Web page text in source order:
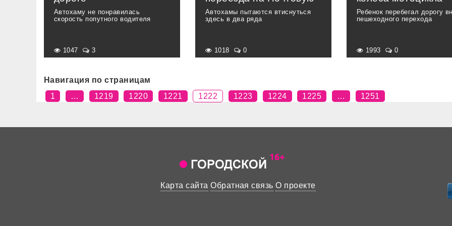
Автохаму не понравилась
скорость попутного водителя
1047 3
Автохамы пытаются втиснуться
здесь в два ряда
1018 0
Ребенок перебегал дорогу
пешеходного перехода
1993 0
Навигация по страницам
1
… 1219 1220 1221 1222 1223 1224 1225 … 1251
Карта сайта Обратная связь О проекте